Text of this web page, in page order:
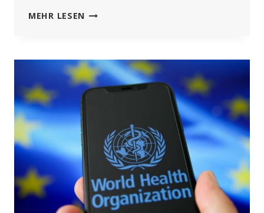
MEHR LESEN US-
ZUR
STREICHUNG
VON
„FEHLINFORMATIONSPROGRAMMEN“
WEG